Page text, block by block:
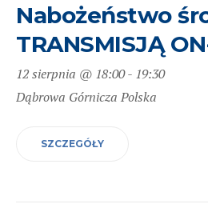
Nabożeństwo
TRANSMISJĄ
12 sierpnia @ 18:00- 19:30
Dąbrowa Górnicza Polska
SZCZEGÓŁY